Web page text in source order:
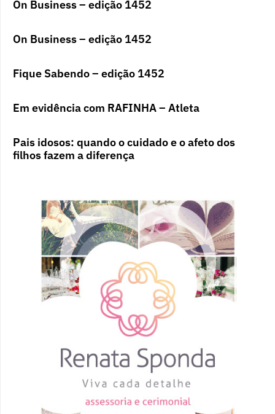
On Business – edição 1452
On Business – edição 1452
Fique Sabendo – edição 1452
Em evidência com RAFINHA – Atleta
Pais idosos: quando o cuidado e o afeto dos
filhos fazem a diferença